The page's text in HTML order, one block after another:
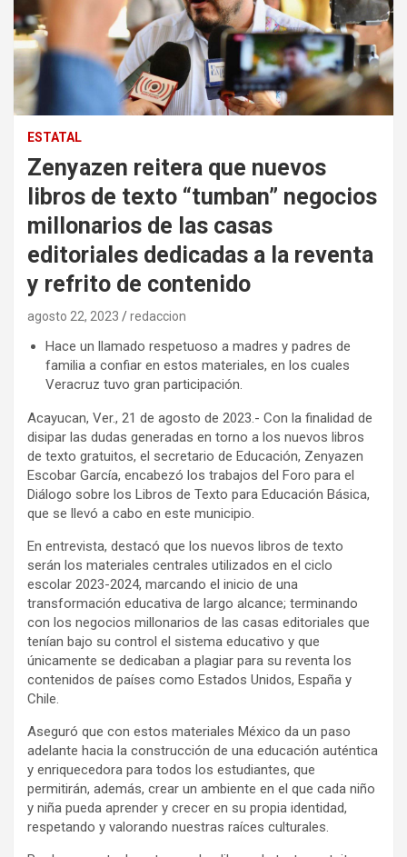
ESTATAL
Zenyazen reitera que nuevos
libros de texto “tumban” negocios
millonarios de las casas
editoriales dedicadas a la reventa
y refrito de contenido
agosto 22, 2023 redaccion
Hace un llamado respetuoso a madres y padres de
familia a confiar en estos materiales, en los cuales
Veracruz tuvo gran participación.
Acayucan, Ver., 21 de agosto de 2023.- Con la finalidad de
disipar las dudas generadas en torno a los nuevos libros
de texto gratuitos, el secretario de Educación, Zenyazen
Escobar García, encabezó los trabajos del Foro para el
Diálogo sobre los Libros de Texto para Educación Básica,
que se llevó a cabo en este municipio.
En entrevista, destacó que los nuevos libros de texto
serán los materiales centrales utilizados en el ciclo
escolar 2023-2024, marcando el inicio de una
transformación educativa de largo alcance; terminando
con los negocios millonarios de las casas editoriales que
tenían bajo su control el sistema educativo y que
únicamente se dedicaban a plagiar para su reventa los
contenidos de países como Estados Unidos, España y
Chile.
Aseguró que con estos materiales México da un paso
adelante hacia la construcción de una educación auténtica
y enriquecedora para todos los estudiantes, que
permitirán, además, crear un ambiente en el que cada niño
y niña pueda aprender y crecer en su propia identidad,
respetando y valorando nuestras raíces culturales.